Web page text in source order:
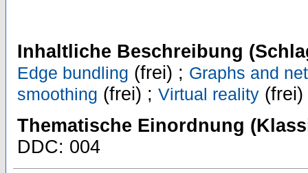
Inhaltliche Beschreibung
Edge bundling (frei) ; Graphs and
smoothing (frei) ; Virtual reality (frei)
Thematische Einordnung
DDC: 004